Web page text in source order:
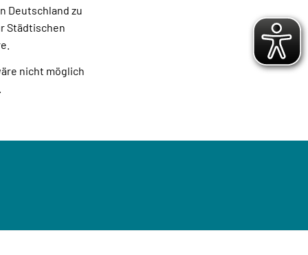
Deutschland zu
Städtischen
nicht möglich